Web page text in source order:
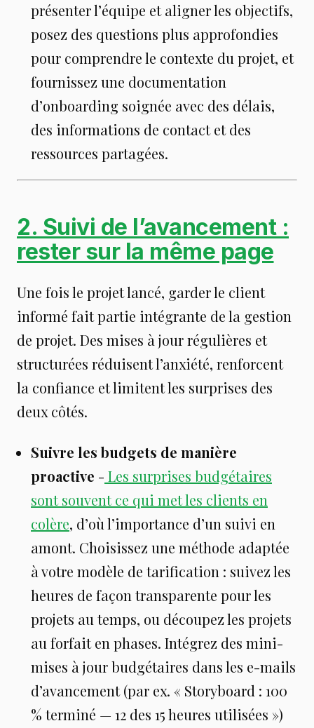
présenter l’équipe et aligner les objectifs,
posez des questions plus approfondies
pour comprendre le contexte du projet, et
fournissez une documentation
d’onboarding soignée avec des délais,
des informations de contact et des
ressources partagées.
2. Suivi de l’avancement :
rester sur la même page
Une fois le projet lancé, garder le client
informé fait partie intégrante de la gestion
de projet. Des mises à jour régulières et
structurées réduisent l’anxiété, renforcent
la confiance et limitent les surprises des
deux côtés.
Suivre les budgets de manière
proactive - Les surprises budgétaires
sont souvent ce qui met les clients en
colère, d’où l’importance d’un suivi en
amont. Choisissez une méthode adaptée
à votre modèle de tarification : suivez les
heures de façon transparente pour les
projets au temps, ou découpez les projets
au forfait en phases. Intégrez des mini-
mises à jour budgétaires dans les e-mails
d’avancement (par ex. « Storyboard : 100
% terminé — 12 des 15 heures utilisées »)